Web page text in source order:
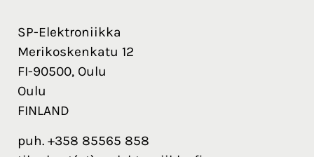
SP-Elektroniikka
Merikoskenkatu 12
FI-90500, Oulu
Oulu
FINLAND
puh. +358 85565 858